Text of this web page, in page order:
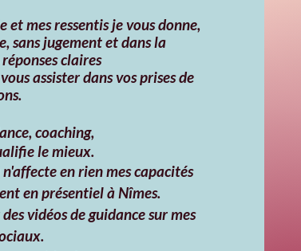
mes ressentis je vous donne,
sans jugement et dans la
claires
assister dans vos prises de
coaching,
le mieux.
en rien mescapacités
en présentiel à Nîmes.
vidéos de guidance sur mes